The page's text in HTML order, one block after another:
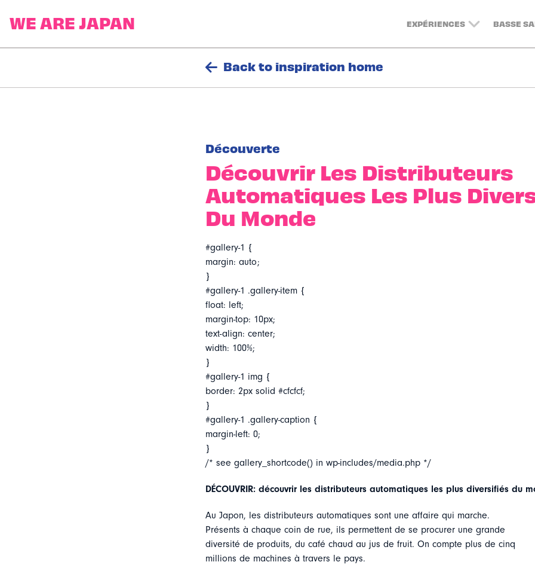
EXPÉRIENCES BASSE
Back to inspiration home
Découverte
Découvrir Les Distributeurs
Automatiques Les Plus
Du Monde
#gallery-1 {
margin: auto;
}
#gallery-1 .gallery-item {
float: left;
margin-top: 10px;
text-align: center;
width: 100%;
}
#gallery-1 img {
border: 2px solid #cfcfcf;
}
#gallery-1 .gallery-caption {
margin-left: 0;
}
/* see gallery_shortcode() in wp-includes/media.php */
DÉCOUVRIR: découvrir les distributeurs automatiques les plus diversifiés du
Au Japon, les distributeurs automatiques sont une affaire qui marche.
Présents à chaque coin de rue, ils permettent de se procurer une grande
diversité de produits, du café chaud au jus de fruit. On compte plus de cinq
millions de machines à travers le pays.